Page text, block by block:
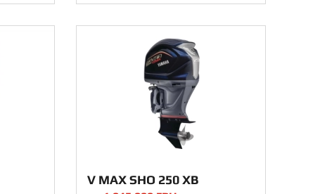
V MAX SHO 250 XB